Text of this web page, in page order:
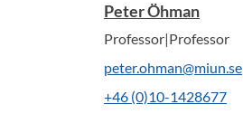
Peter Öhman
Professor|Professor
peter.ohman@miun.se
+46 (0)10-1428677